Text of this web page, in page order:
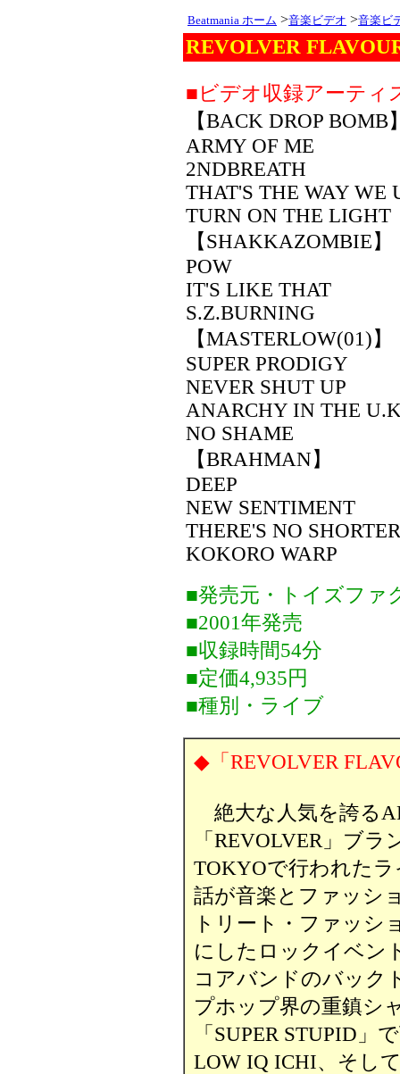
Beatmania ホーム >音楽ビデオ >音楽ビ
REVOLVER
■ビデオ収録アーティ
【BACK DROP BOMB
ARMY OF ME
2NDBREATH
THAT'S THE WAY WE
TURN ON THE LIGHT
【SHAKKAZOMBIE】
POW
IT'S LIKE THAT
S.Z.BURNING
【MASTERLOW(01)】
SUPER PRODIGY
NEVER SHUT UP
ANARCHY IN THE
NO SHAME
【BRAHMAN】
DEEP
NEW SENTIMENT
THERE'S NO
KOKORO WARP
■発売元・トイズファ
■2001年発売
■収録時間54分
■定価4,935円
■種別・ライブ
◆「REVOLVER
絶大な人気を誇る
「REVOLVER」ブラ
TOKYOで行われた
話が音楽とファッシ
トリート・ファッシ
にしたロックイベン
コアバンドのバック
プホップ界の重鎮シ
「SUPER STUPID
LOW IQ ICHI、そし